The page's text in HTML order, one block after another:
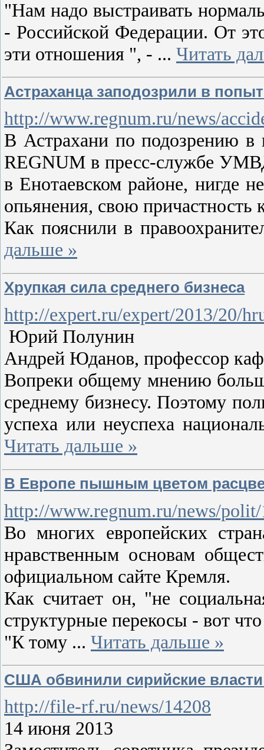
"Нам надо выстраивать
- Российской Федерации. От
эти отношения ", - ... Читать
Астраханца заподозрили в
http://www.regnum.ru/news/
В Астрахани по подозрению в
REGNUM в пресс-службе
в Енотаевском районе, нигде
опьянения, свою причастность
Как пояснили в
дальше »
Хрупкая сила среднего бизнеса
http://expert.ru/expert/2013/20/
Юрий Полунин
Андрей Юданов, профессор
Вопреки общему мнению
среднему бизнесу. Поэтому
успеха или неуспеха
Читать дальше »
В Европе пышным цветом
http://www.regnum.ru/news/
Во многих европейских
нравственным основам
официальном сайте Кремля.
Как считает он, "не
структурные перекосы - вот
"К тому ... Читать дальше »
США обвинили сирийские
http://file-rf.ru/news/14208
14 июня 2013